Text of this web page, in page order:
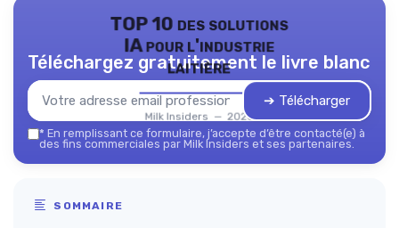
TOP 10 des solutions
IA pour l'industrie
laitière
Milk Insiders — 2026
Téléchargez gratuitement le livre blanc
➔ Télécharger
* En remplissant ce formulaire, j’accepte d’être contacté(e) à
des fins commerciales par Milk Insiders et ses partenaires.
SOMMAIRE